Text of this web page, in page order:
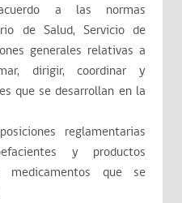
a las normas
de Salud, Servicio de
generales relativas a
dirigir, coordinar y
que se desarrollan en la
reglamentarias
y productos
medicamentos que se